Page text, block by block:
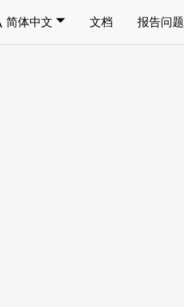
简体中文 文档 报告问题